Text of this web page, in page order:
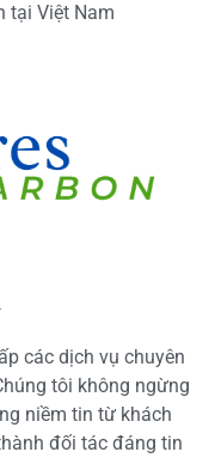
tại Việt Nam
các dịch vụ chuyên
tôi không ngừng
niềm tin từ khách
đối tác đáng tin